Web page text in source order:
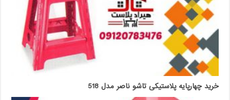
خرید چهارپایه پلاستیکی تاشو ناصر مدل 518